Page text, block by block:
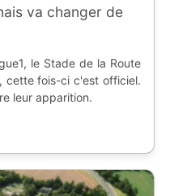
va changer de
le Stade de la Route
cette fois-ci c'est officiel.
leur apparition.